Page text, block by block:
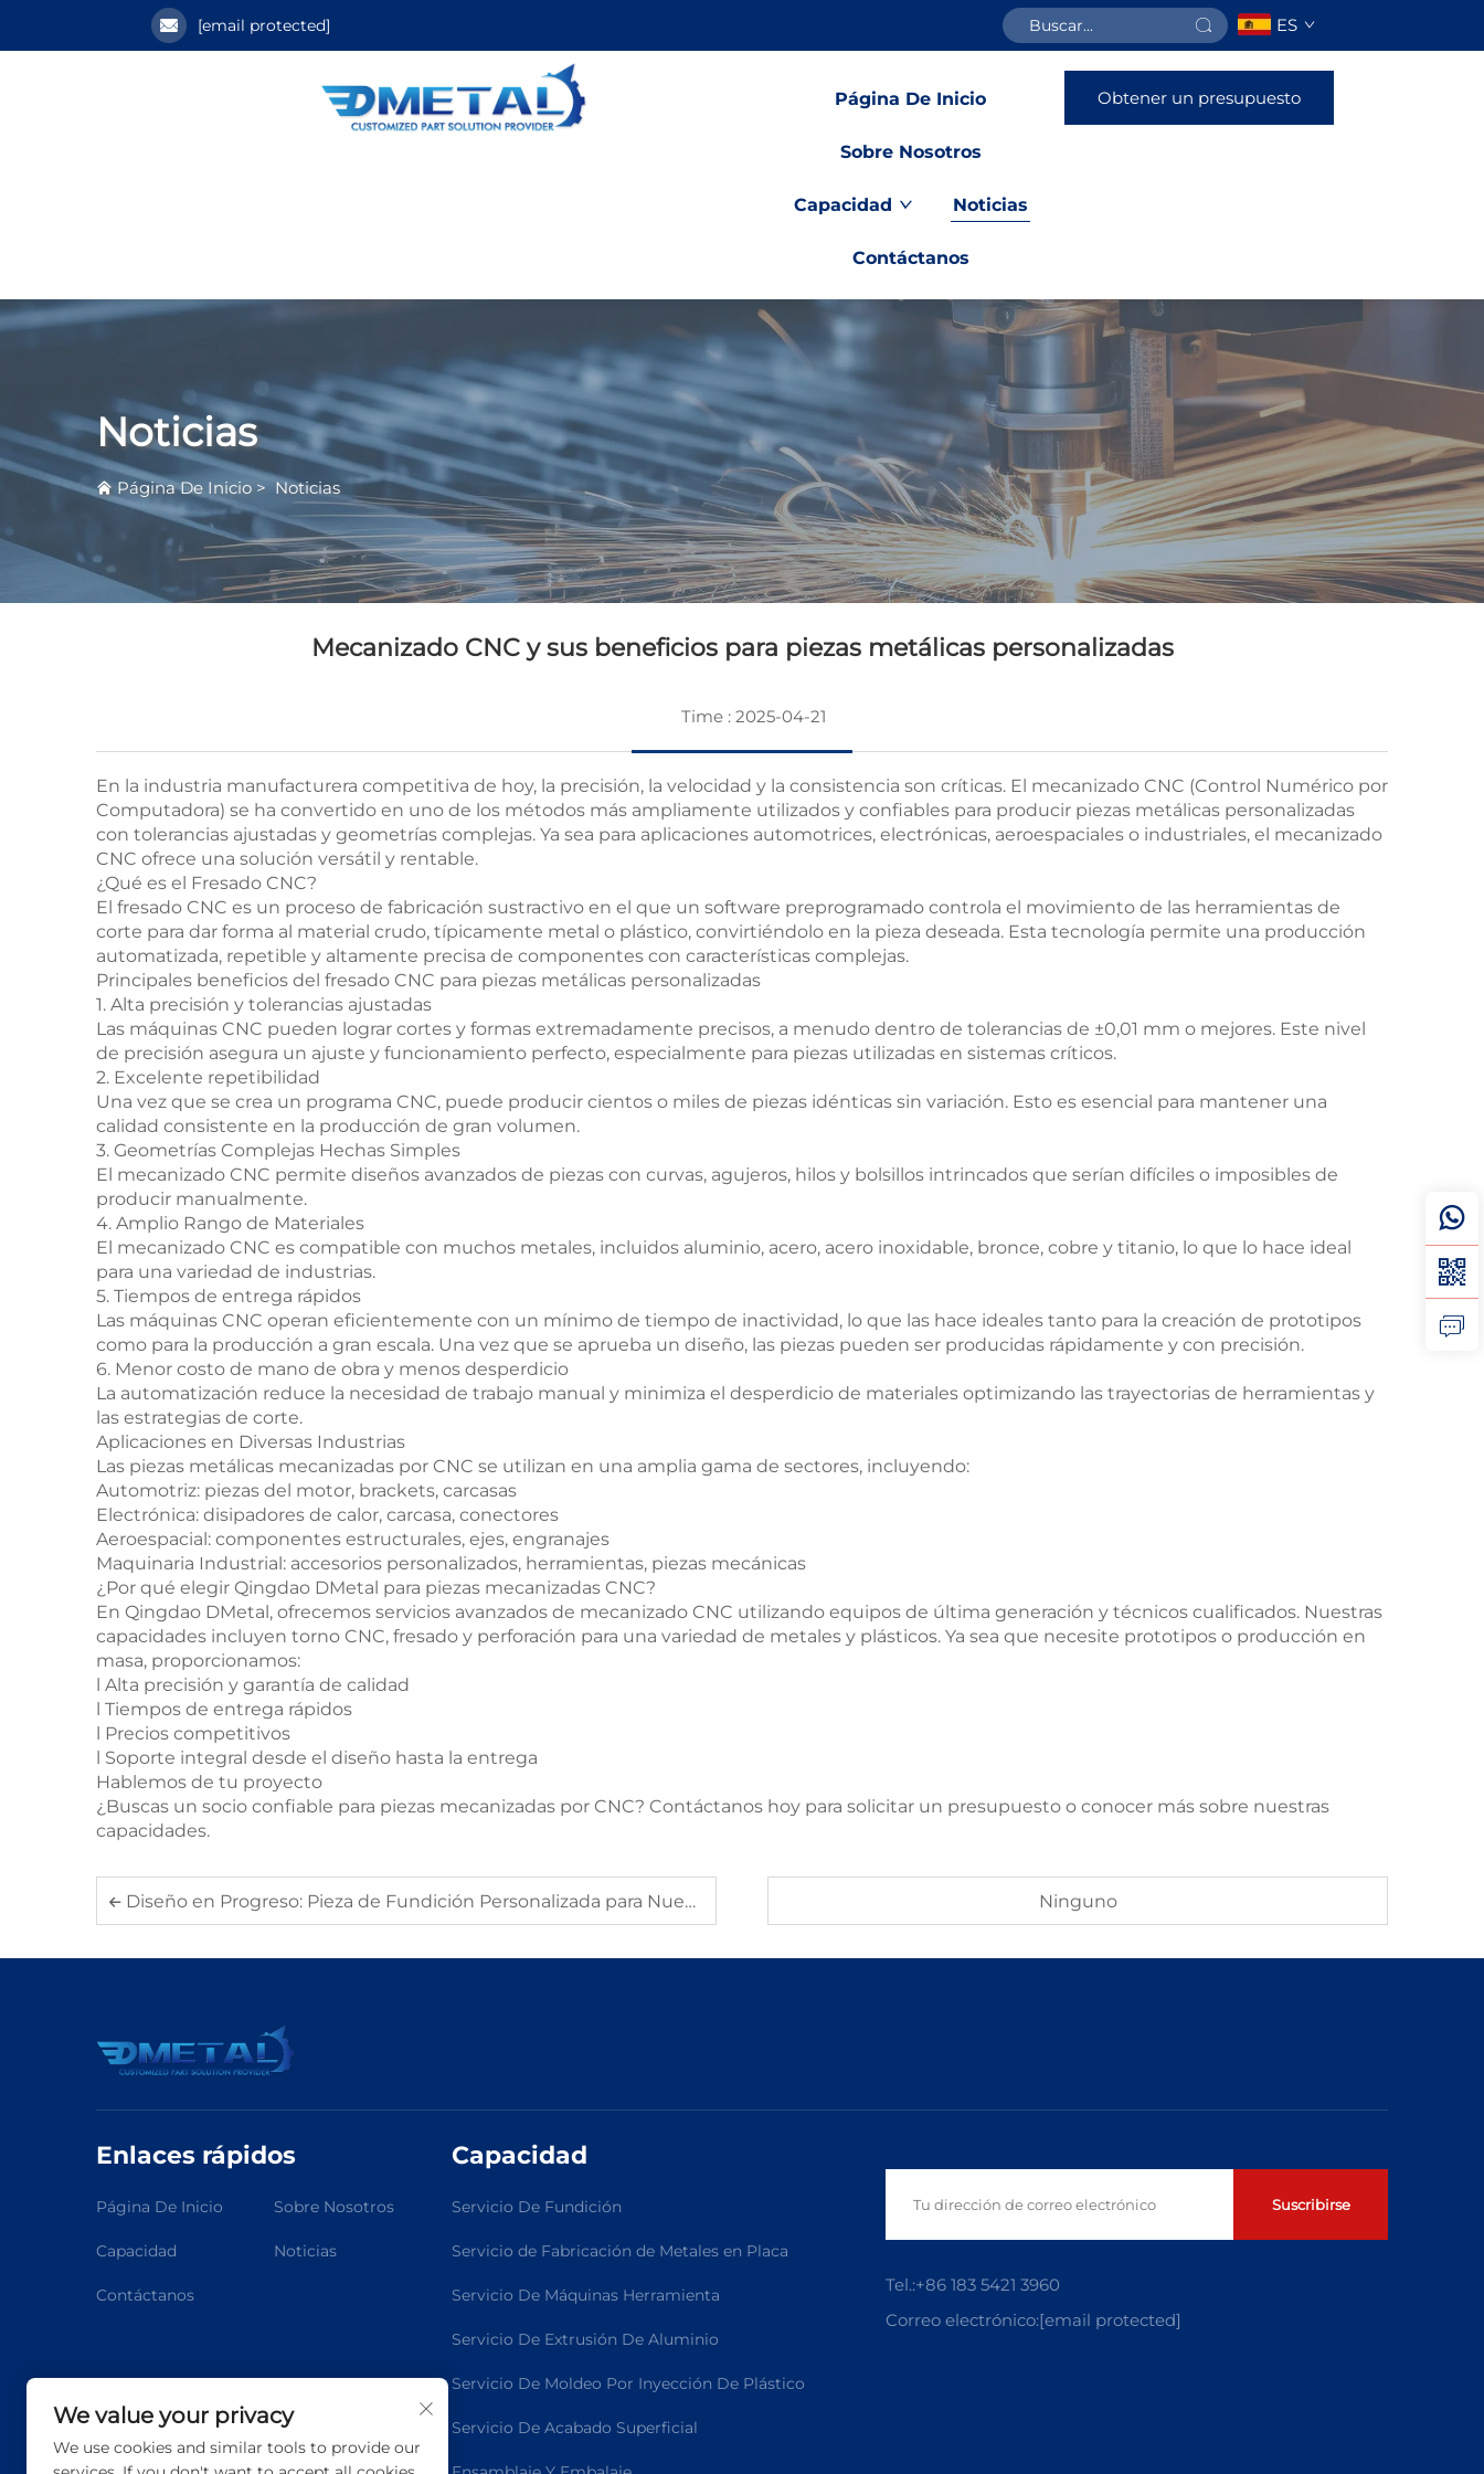
[email protected] ES
Página De Inicio
Sobre Nosotros
Capacidad Noticias
Contáctanos
Obtener un presupuesto
Noticias
Página De Inicio >Noticias
Mecanizado CNC y sus beneficios para piezas metálicas personalizadas
Time : 2025-04-21
En la industria manufacturera competitiva de hoy, la precisión, la velocidad y la consistencia son críticas. El mecanizado CNC (Control Numérico por
Computadora) se ha convertido en uno de los métodos más ampliamente utilizados y confiables para producir piezas metálicas personalizadas
con tolerancias ajustadas y geometrías complejas. Ya sea para aplicaciones automotrices, electrónicas, aeroespaciales o industriales, el mecanizado
CNC ofrece una solución versátil y rentable.
¿Qué es el Fresado CNC?
El fresado CNC es un proceso de fabricación sustractivo en el que un software preprogramado controla el movimiento de las herramientas de
corte para dar forma al material crudo, típicamente metal o plástico, convirtiéndolo en la pieza deseada. Esta tecnología permite una producción
automatizada, repetible y altamente precisa de componentes con características complejas.
Principales beneficios del fresado CNC para piezas metálicas personalizadas
1. Alta precisión y tolerancias ajustadas
Las máquinas CNC pueden lograr cortes y formas extremadamente precisos, a menudo dentro de tolerancias de ±0,01 mm o mejores. Este nivel
de precisión asegura un ajuste y funcionamiento perfecto, especialmente para piezas utilizadas en sistemas críticos.
2. Excelente repetibilidad
Una vez que se crea un programa CNC, puede producir cientos o miles de piezas idénticas sin variación. Esto es esencial para mantener una
calidad consistente en la producción de gran volumen.
3. Geometrías Complejas Hechas Simples
El mecanizado CNC permite diseños avanzados de piezas con curvas, agujeros, hilos y bolsillos intrincados que serían difíciles o imposibles de
producir manualmente.
4. Amplio Rango de Materiales
El mecanizado CNC es compatible con muchos metales, incluidos aluminio, acero, acero inoxidable, bronce, cobre y titanio, lo que lo hace ideal
para una variedad de industrias.
5. Tiempos de entrega rápidos
Las máquinas CNC operan eficientemente con un mínimo de tiempo de inactividad, lo que las hace ideales tanto para la creación de prototipos
como para la producción a gran escala. Una vez que se aprueba un diseño, las piezas pueden ser producidas rápidamente y con precisión.
6. Menor costo de mano de obra y menos desperdicio
La automatización reduce la necesidad de trabajo manual y minimiza el desperdicio de materiales optimizando las trayectorias de herramientas y
las estrategias de corte.
Aplicaciones en Diversas Industrias
Las piezas metálicas mecanizadas por CNC se utilizan en una amplia gama de sectores, incluyendo:
Automotriz: piezas del motor, brackets, carcasas
Electrónica: disipadores de calor, carcasa, conectores
Aeroespacial: componentes estructurales, ejes, engranajes
Maquinaria Industrial: accesorios personalizados, herramientas, piezas mecánicas
¿Por qué elegir Qingdao DMetal para piezas mecanizadas CNC?
En Qingdao DMetal, ofrecemos servicios avanzados de mecanizado CNC utilizando equipos de última generación y técnicos cualificados. Nuestras
capacidades incluyen torno CNC, fresado y perforación para una variedad de metales y plásticos. Ya sea que necesite prototipos o producción en
masa, proporcionamos:
l Alta precisión y garantía de calidad
l Tiempos de entrega rápidos
l Precios competitivos
l Soporte integral desde el diseño hasta la entrega
Hablemos de tu proyecto
¿Buscas un socio confiable para piezas mecanizadas por CNC? Contáctanos hoy para solicitar un presupuesto o conocer más sobre nuestras
capacidades.
Diseño en Progreso: Pieza de Fundición Personalizada para Nuestro Cliente Ninguno
Enlaces rápidos
Página De Inicio Sobre Nosotros
Capacidad Noticias
Contáctanos
Capacidad
Servicio De Fundición
Servicio de Fabricación de Metales en Placa
Servicio De Máquinas Herramienta
Servicio De Extrusión De Aluminio
Servicio De Moldeo Por Inyección De Plástico
Servicio De Acabado Superficial
Suscribirse
Tel.:+86 183 5421 3960
Correo electrónico:[email protected]
We value your privacy
We use cookies and similar tools to provide our